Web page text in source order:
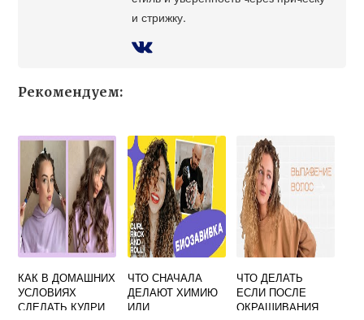
и стрижку.
Рекомендуем:
КАК В ДОМАШНИХ
УСЛОВИЯХ
СДЕЛАТЬ КУДРИ
ЧТО СНАЧАЛА
ДЕЛАЮТ ХИМИЮ
ИЛИ
ЧТО ДЕЛАТЬ
ЕСЛИ ПОСЛЕ
ОКРАШИВАНИЯ